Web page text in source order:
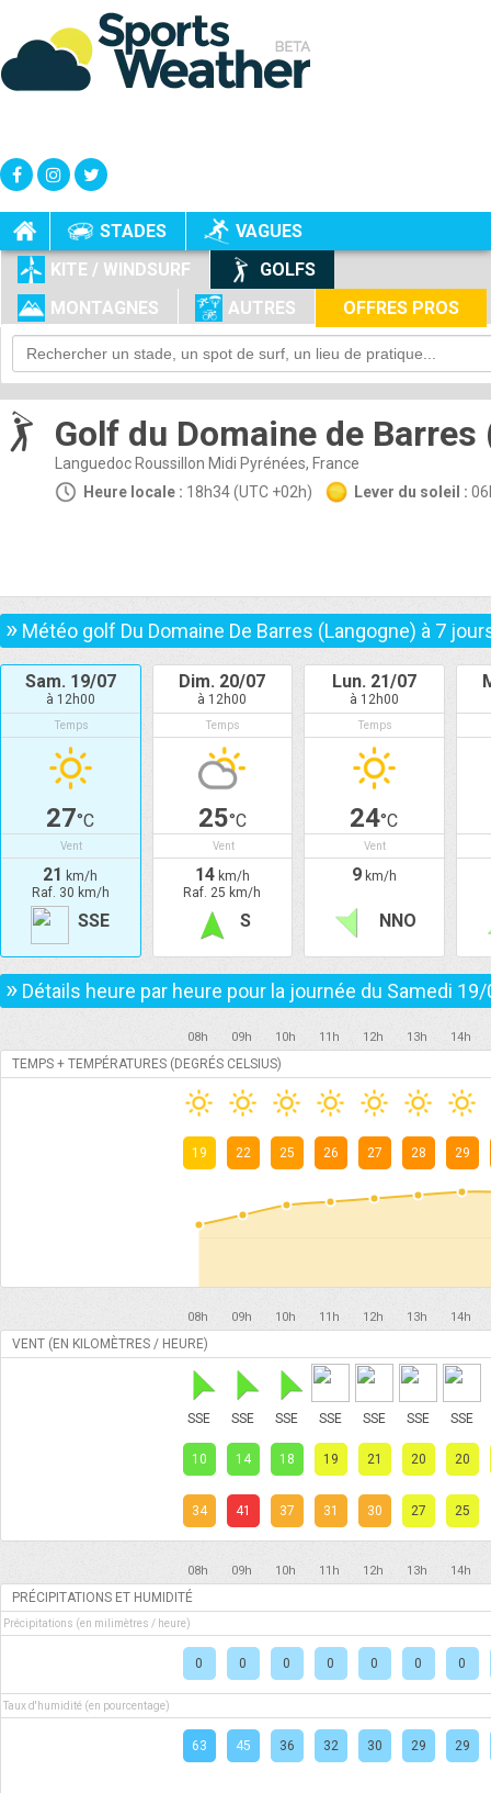
STADES
VAGUES
KITE / WINDSURF
GOLFS
MONTAGNES
AUTRES OFFRES PROS
+
-
Golf du Domaine de Barres
Languedoc Roussillon Midi Pyrénées, France
Heure locale : 18h34 (UTC +02h) Lever du soleil :
» Météo golf Du Domaine De Barres (Langogne) à 7
Sam. 19/07
à 12h00
Temps
27°C
Vent
21 km/h
Raf. 30 km/h
SSE
Dim. 20/07
à 12h00
Temps
25°C
Vent
14km/h
Raf. 25 km/h
S
Lun. 21/07
à 12h00
Temps
24°C
Vent
9km/h
NNO
» Détails heure par heure pour la journée du Samedi 19/
08h 09h 10h 11h 12h 13h 14h
TEMPS + TEMPÉRATURES (DEGRÉS CELSIUS)
19 22 25 26 27 28 29
08h 09h 10h 11h 12h 13h 14h
VENT (EN KILOMÈTRES / HEURE)
SSE SSE SSE SSE SSE SSE SSE
10 14 18 19 21 20 20
34 41 37 31 30 27 25
08h 09h 10h 11h 12h 13h 14h
PRÉCIPITATIONS ET HUMIDITÉ
Précipitations (en milimètres / heure)
0 0 0 0 0 0 0
Taux d'humidité (en pourcentage)
63 45 36 32 30 29 29